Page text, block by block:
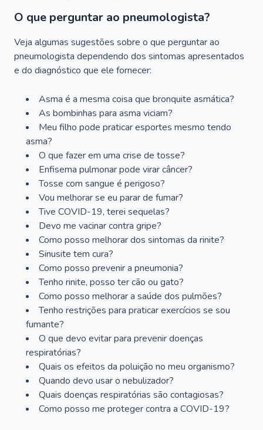
O que perguntar ao pneumologista?
Veja algumas sugestões sobre o que perguntar ao
pneumologista dependendo dos sintomas apresentados
e do diagnóstico que ele fornecer:
Asma é a mesma coisa que bronquite asmática?
As bombinhas para asma viciam?
Meu filho pode praticar esportes mesmo tendo
asma?
O que fazer em uma crise de tosse?
Enfisema pulmonar pode virar câncer?
Tosse com sangue é perigoso?
Vou melhorar se eu parar de fumar?
Tive COVID-19, terei sequelas?
Devo me vacinar contra gripe?
Como posso melhorar dos sintomas da rinite?
Sinusite tem cura?
Como posso prevenir a pneumonia?
Tenho rinite, posso ter cão ou gato?
Como posso melhorar a saúde dos pulmões?
Tenho restrições para praticar exercícios se sou
fumante?
O que devo evitar para prevenir doenças
respiratórias?
Quais os efeitos da poluição no meu organismo?
Quando devo usar o nebulizador?
Quais doenças respiratórias são contagiosas?
Como posso me proteger contra a COVID-19?